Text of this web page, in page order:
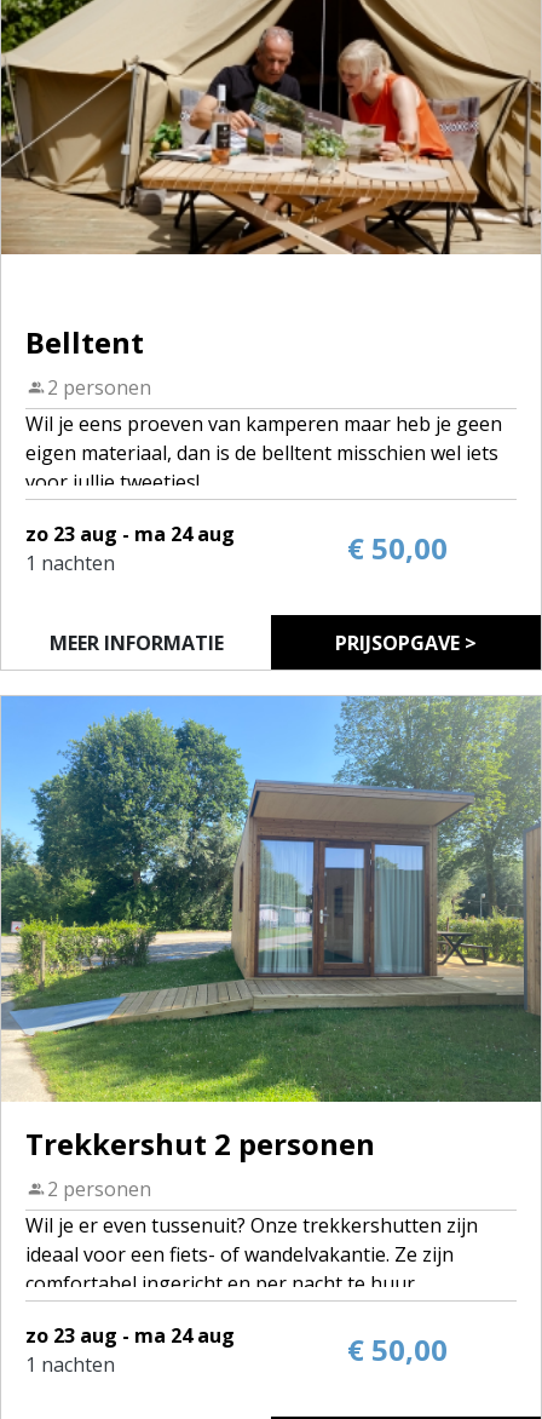
Belltent
2 personen
Wil je eens proeven van kamperen maar heb je geen
eigen materiaal, dan is de belltent misschien wel iets
voor jullie tweetjes!
bohemian en hippie voor twee personen.
Comfortabel is de belltent alleszins wel, met een 2-
zo 23 aug - ma 24 aug
1 nachten
€ 50,00
MEER INFORMATIE PRIJSOPGAVE >
Trekkershut 2 personen
2 personen
Wil je er even tussenuit? Onze trekkershutten zijn
ideaal voor een fiets- of wandelvakantie. Ze zijn
comfortabel ingericht en per nacht te huur.
• 4 hutten voor 4 personen
• 1 hut voor 2 personen
zo 23 aug - ma 24 aug
1 nachten
€ 50,00